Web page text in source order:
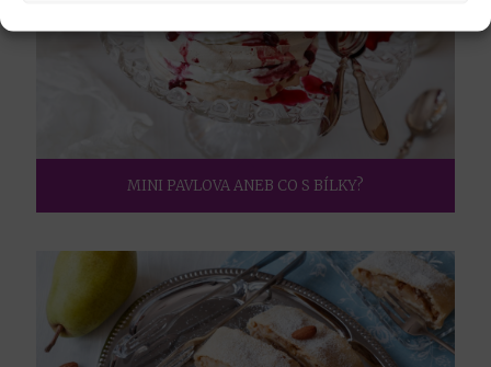
MINI PAVLOVA ANEB CO S BÍLKY?